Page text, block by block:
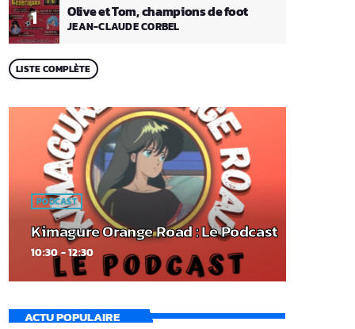
1 Olive et Tom, champions de foot
JEAN-CLAUDE CORBEL
LISTE COMPLÈTE
PODCAST
Kimagure Orange Road : Le Podcast
10:30 - 12:30
ACTU POPULAIRE